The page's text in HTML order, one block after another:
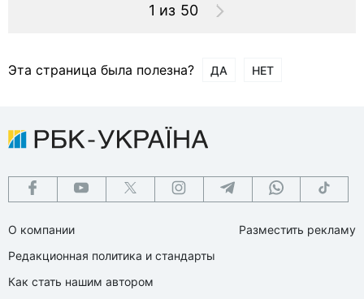
1 из 50
Эта страница была полезна? ДА НЕТ
О компании
Редакционная политика и стандарты
Как стать нашим автором
Разместить рекламу